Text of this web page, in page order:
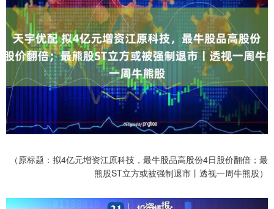
（原标题：拟4亿元增资江原科技，最牛股品高股份4日股价翻倍；最
熊股ST立方或被强制退市丨透视一周牛熊股）